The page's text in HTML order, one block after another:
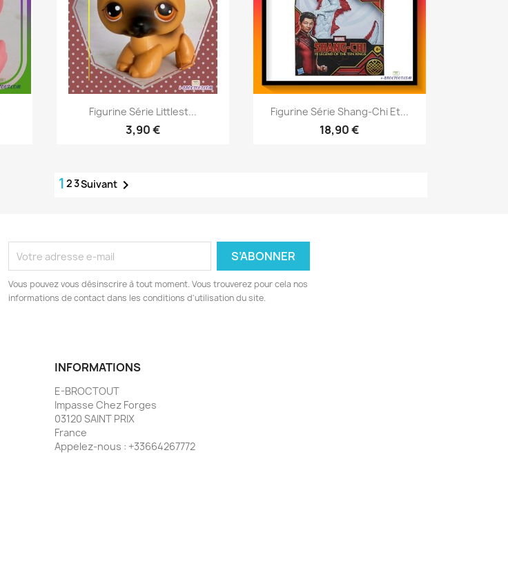
Aperçu rapide
Figurine Série Littlest...
3,90 €
 Aperçu rapide
Figurine Série Shang-Chi Et...
18,90 €
1 23Suivant
Vous pouvez vous désinscrire à tout moment. Vous trouverez pour cela nos
informations de contact dans les conditions d'utilisation du site.
INFORMATIONS
E-BROCTOUT
Impasse Chez Forges
03120 SAINT PRIX
France
Appelez-nous : +33664267772